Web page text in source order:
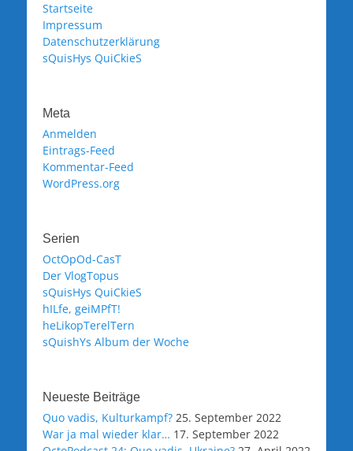
Startseite
Impressum
Datenschutzerklärung
sQuisHys QuiCkieS
Meta
Anmelden
Eintrags-Feed
Kommentar-Feed
WordPress.org
Serien
OctOpOd-CasT
Der VlogTopus
sQuisHys QuiCkieS
hILfe, geiMPfT!
heLikopTerelTern
sQuishYs Album der Woche
Neueste Beiträge
Quo vadis, Kulturkampf? 25. September 2022
War ja mal wieder klar… 17. September 2022